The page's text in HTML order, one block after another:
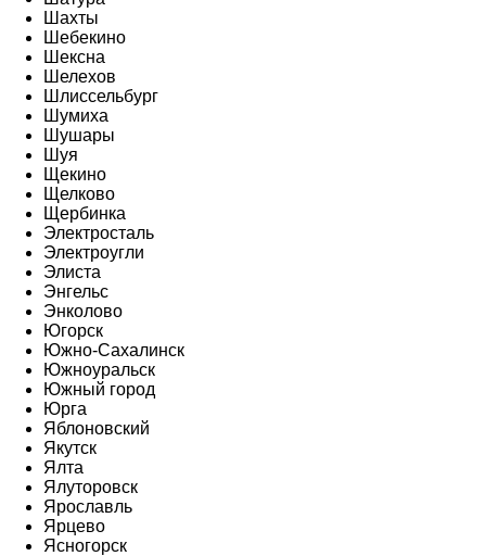
Шахты
Шебекино
Шексна
Шелехов
Шлиссельбург
Шумиха
Шушары
Шуя
Щекино
Щелково
Щербинка
Электросталь
Электроугли
Элиста
Энгельс
Энколово
Югорск
Южно-Сахалинск
Южноуральск
Южный город
Юрга
Яблоновский
Якутск
Ялта
Ялуторовск
Ярославль
Ярцево
Ясногорск